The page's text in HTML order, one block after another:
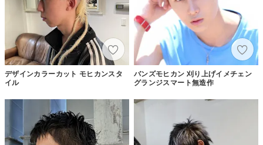
デザインカラーカット モヒカンスタ
イル
バンズモヒカン 刈り上げイメチェン
グランジスマート無造作